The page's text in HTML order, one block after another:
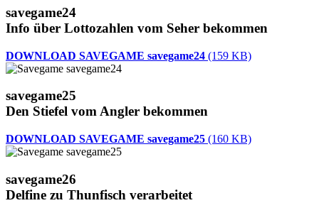
savegame24
Info über Lottozahlen vom Seher bekommen
DOWNLOAD SAVEGAME savegame24 (159 KB)
savegame25
Den Stiefel vom Angler bekommen
DOWNLOAD SAVEGAME savegame25 (160 KB)
savegame26
Delfine zu Thunfisch verarbeitet